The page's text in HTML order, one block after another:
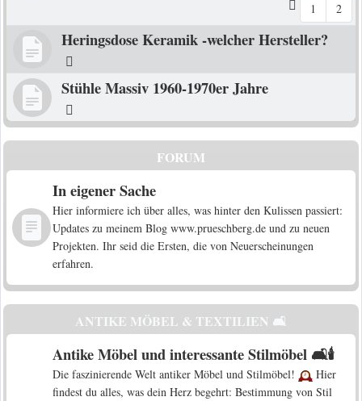
1 2
Heringsdose Keramik -welcher Hersteller?
Stühle Massiv 1960-1970er Jahre
FORUM
In eigener Sache
Hier informiere ich über alles, was hinter den Kulissen passiert:
Updates zu meinem Blog www.prueschberg.de und zu neuen
Projekten. Ihr seid die Ersten, die von Neuerscheinungen
erfahren.
ANTIKE MÖBEL & TEXTILIEN 🛋️
Antike Möbel und interessante Stilmöbel 🛋️🕯️
Die faszinierende Welt antiker Möbel und Stilmöbel!
Hier
findest du alles, was dein Herz begehrt: Bestimmung von Stil